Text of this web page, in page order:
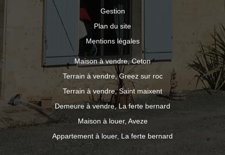
Gestion
Plan du site
Mentions légales
Maison à vendre, Ceton
Terrain à vendre, Greez sur roc
Terrain à vendre, Saint maixent
Demeure à vendre, La ferte bernard
Maison à louer, Aveze
Appartement à louer, La ferte bernard